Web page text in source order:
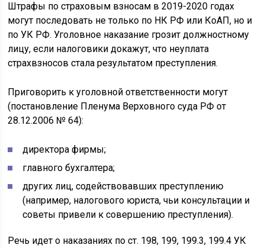
Штрафы по страховым взносам в 2019-2020 годах
могут последовать не только по НК РФ или КоАП, но и
по УК РФ. Уголовное наказание грозит должностному
лицу, если налоговики докажут, что неуплата
страхвзносов стала результатом преступления.
Приговорить к уголовной ответственности могут
(постановление Пленума Верховного суда РФ от
28.12.2006 № 64):
директора фирмы;
главного бухгалтера;
других лиц, содействовавших преступлению
(например, налогового юриста, чьи консультации и
советы привели к совершению преступления).
Речь идет о наказаниях по ст. 198, 199, 199.3, 199.4 УК